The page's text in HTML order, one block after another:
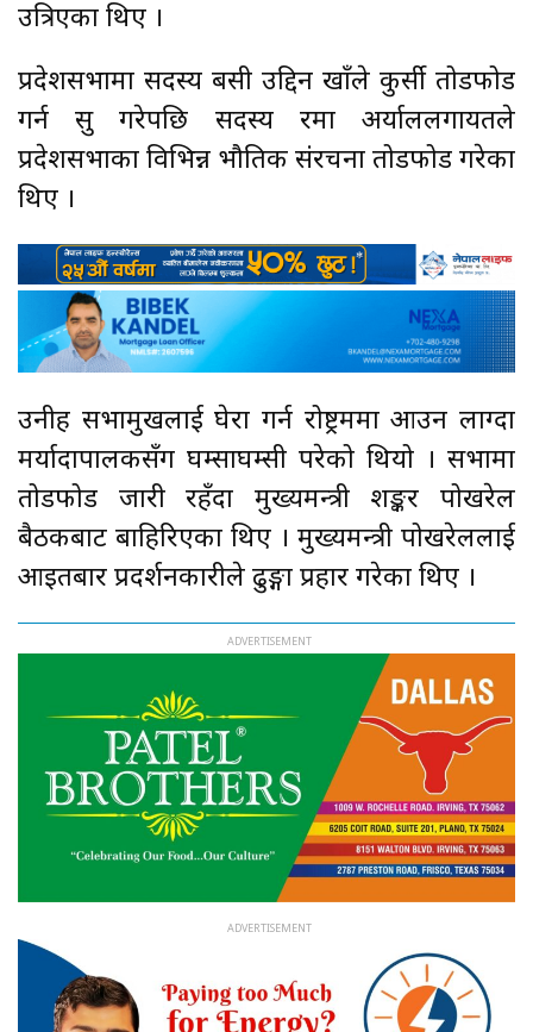
उत्रिएका थिए ।
प्रदेशसभामा सदस्य बसी उद्दिन खाँले कुर्सी तोडफोड
गर्न सुरु गरेपछि सदस्य रमा अर्याललगायतले
प्रदेशसभाका विभिन्न भौतिक संरचना तोडफोड गरेका
थिए ।
उनीहरु सभामुखलाई घेरा गर्न रोष्ट्रममा आउन लाग्दा
मर्यादापालकसँग घम्साघम्सी परेको थियो । सभामा
तोडफोड जारी रहँदा मुख्यमन्त्री शङ्कर पोखरेल
बैठकबाट बाहिरिएका थिए । मुख्यमन्त्री पोखरेललाई
आइतबार प्रदर्शनकारीले ढुङ्गा प्रहार गरेका थिए ।